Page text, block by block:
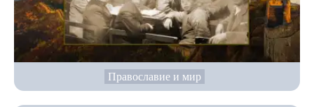
Православие и мир